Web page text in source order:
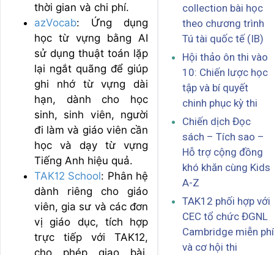
thời gian và chi phí.
azVocab: Ứng dụng
học từ vựng bằng AI
sử dụng thuật toán lặp
lại ngắt quãng để giúp
ghi nhớ từ vựng dài
hạn, dành cho học
sinh, sinh viên, người
đi làm và giáo viên cần
học và dạy từ vựng
Tiếng Anh hiệu quả.
TAK12 School: Phân hệ
dành riêng cho giáo
viên, gia sư và các đơn
vị giáo dục, tích hợp
trực tiếp với TAK12,
cho phép giao bài,
collection bài học
theo chương trình
Tú tài quốc tế (IB)
Hội thảo ôn thi vào
10: Chiến lược học
tập và bí quyết
chinh phục kỳ thi
Chiến dịch Đọc
sách – Tích sao –
Hỗ trợ cộng đồng
khó khăn cùng Kids
A-Z
TAK12 phối hợp với
CEC tổ chức ĐGNL
Cambridge miễn phí
và cơ hội thi